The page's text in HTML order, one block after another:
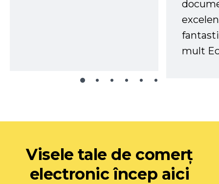
mult
Visele tale de comerț
electronic încep aici